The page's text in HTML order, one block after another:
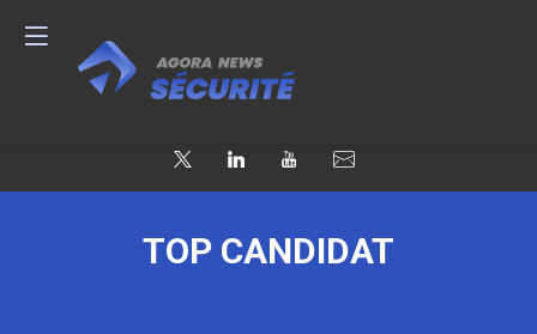
TOP CANDIDAT